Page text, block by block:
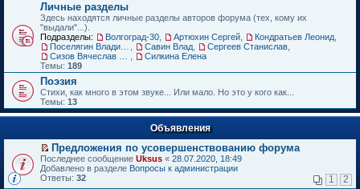
Личные разделы
Здесь находятся личные разделы авторов форума (тех, кому их
"выдали"...).
Подразделы:
Волгоград-30 Артюхин Сергей Кондратьев Леонид
Савин Влад Сергеев Станислав
Силкина Елена
Темы: 189
Поэзия
Стихи, как много в этом звуке... Или мало. Но это у кого как...
Темы: 13
Объявления
П
е
р
Предложения по усовершенствованию форума
Последнее сообщение Uksus « 28.07.2020, 18:49
Добавлено в разделе Вопросы к администрации
Ответы: 32 1 2